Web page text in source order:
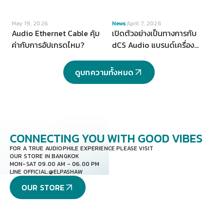
May 19, 2026
Audio Ethernet Cable คุ้ม
ค่ากับการอัปเกรดไหม?
VIEW
NewsApril 7, 2026
เปิดตัวอย่างเป็นทางการกับ
dCS Audio แบรนด์เครื่อง
ราชอาณาจักร
ดูบทความทั้งหมด
CONNECTING YOU WITH GOOD VIBES
FOR A TRUE AUDIOPHILE EXPERIENCE PLEASE VISIT
OUR STORE IN BANGKOK
MON-SAT 09.00 AM - 06.00 PM
LINE OFFICIAL:@ELPASHAW
OUR STORE